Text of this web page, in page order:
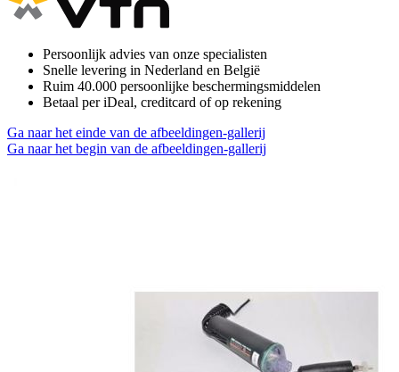
Persoonlijk advies van onze specialisten
Snelle levering in Nederland en België
Ruim 40.000 persoonlijke beschermingsmiddelen
Betaal per iDeal, creditcard of op rekening
Ga naar het einde van de afbeeldingen-gallerij
Ga naar het begin van de afbeeldingen-gallerij